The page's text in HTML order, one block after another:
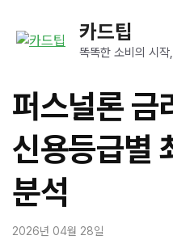
카드팁
똑똑한 소비의 시작
퍼스널론 금
신용등급별
분석
2026년 04월 28일